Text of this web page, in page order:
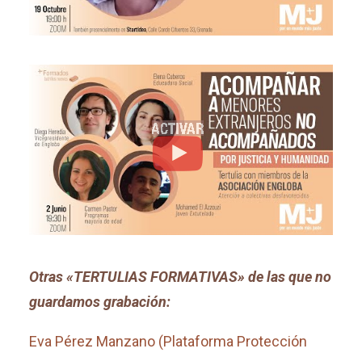
Otras «TERTULIAS FORMATIVAS» de las que no
guardamos grabación:
Eva Pérez Manzano (Plataforma Protección